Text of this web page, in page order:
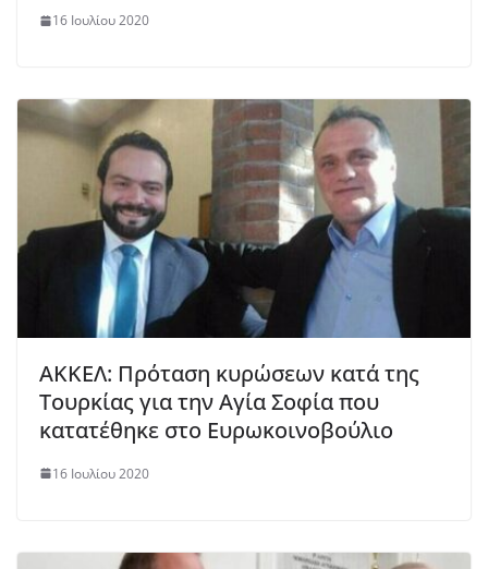
16 Ιουλίου 2020
ΑΚΚΕΛ: Πρόταση κυρώσεων κατά της
Τουρκίας για την Αγία Σοφία που
κατατέθηκε στο Ευρωκοινοβούλιο
16 Ιουλίου 2020